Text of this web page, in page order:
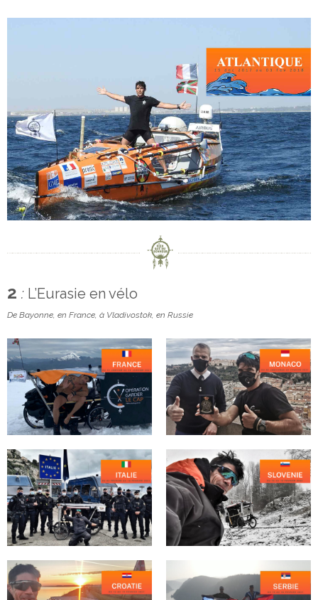
2 : L’Eurasie en vélo
De Bayonne, en France, à Vladivostok, en Russie